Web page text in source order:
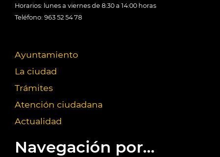
Horarios: lunes a viernes de 8:30 a 14:00 horas
Teléfono: 963 52 54 78
Ayuntamiento
La ciudad
Trámites
Atención ciudadana
Actualidad
Navegación por...